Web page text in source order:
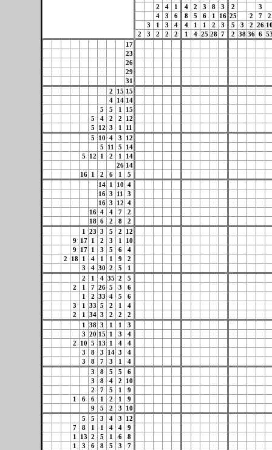
2
4 1 4 2 3 8 3 2
3
4
3 6 8 5 6 1 16 25 2 7
2
3
1 3 4 4 1 1 2 3 5 3 2 26
2
3 2 2 2 1 4 25 28 7 2 38 36 6
17
23
26
29
31
2
15 15
4 14 14
5
5 1
15
5
4 2 2
12
5
12 3 1
11
5
10 4 3
12
5
11 5
14
5
12 1 2 1
14
26 14
16 1 2 6 1
5
14 1 10 4
16 3 11
3
16 3 12 4
16 4 4 7
2
18 6 2 8
2
1
23 3 5 2
12
9
17 1 2 3 1
10
9
17 1 3 5 6
4
2
18 1 4 1 1 9
2
3
4 30 2 5
1
2
1 4 35 2
5
2
1 7 26 5 3
6
1
2 33 4 5
6
3
1 33 5 2 1
4
2
1 34 3 2 2
2
1
38 3 1 1
3
3 20 15 1 3
4
2
10 5 13 1 4
4
3
8 3 14 3
4
3
8 7 3 1
4
3
8 5 5
6
3
8 4 2
10
2
7 5 1
9
1
6 6 1 2 1
9
9
5 2 3
10
5
5 3 4 3
12
7
8 1 1 4 4
9
1
13 2 5 1 6
8
1
3 6 8 5 3
7